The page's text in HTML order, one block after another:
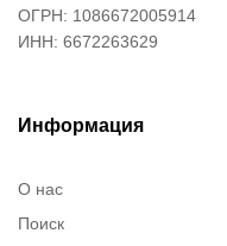
ОГРН: 1086672005914
ИНН: 6672263629
Информация
О нас
Поиск